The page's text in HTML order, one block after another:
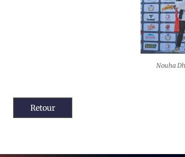
Nouha
Retour